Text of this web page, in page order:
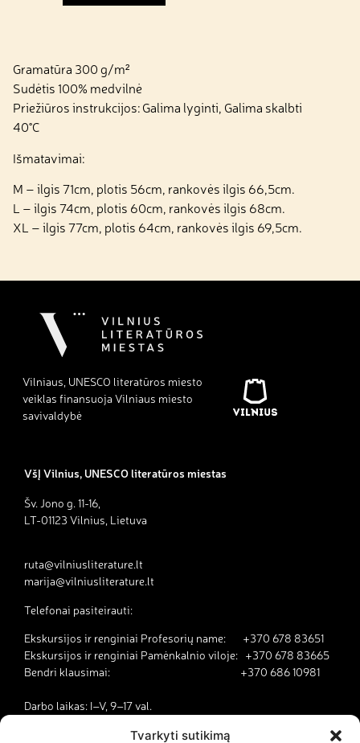
Tvarkyti sutikimą
Gramatūra 300 g/m²
Sudėtis 100% medvilnė
Priežiūros instrukcijos: Galima lyginti, Galima skalbti
40°C
Išmatavimai:
M – ilgis 71cm, plotis 56cm, rankovės ilgis 66,5cm.
L – ilgis 74cm, plotis 60cm, rankovės ilgis 68cm.
XL – ilgis 77cm, plotis 64cm, rankovės ilgis 69,5cm.
Vilniaus, UNESCO literatūros miesto
veiklas finansuoja Vilniaus miesto
savivaldybė
VšĮ Vilnius, UNESCO literatūros miestas
Šv. Jono g. 11-16,
LT-01123 Vilnius, Lietuva
ruta@vilniusliterature.lt
marija@vilniusliterature.lt
Telefonai pasiteirauti:
Ekskursijos ir renginiai Profesorių name: +370 678 83651
Ekskursijos ir renginiai Pamėnkalnio viloje: +370 678 83665
Bendri klausimai: +370 686 10981
Darbo laikas: I–V, 9–17 val.